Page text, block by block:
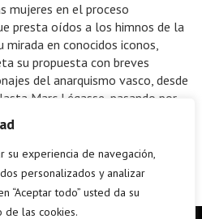
su experiencia de navegación,
personalizados y analizar
“Aceptar todo” usted da su
de las cookies.
mujeres en el proceso
presta oídos a los himnos de la
en conocidos iconos,
su propuesta con breves
del anarquismo vasco, desde
Marc Légasse, pasando por
Galo Díez o Ángel
como Gregorio Suberviola o
tomar», como Casilda
como Isaac Puente.